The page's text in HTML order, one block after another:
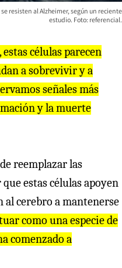
resisten al Alzheimer, según un reciente
estudio. Foto: referencial.
células parecen
a sobrevivir y a
señales más
y la muerte
reemplazar las
estas células apoyen
cerebro a mantenerse
como una especie de
comenzado a